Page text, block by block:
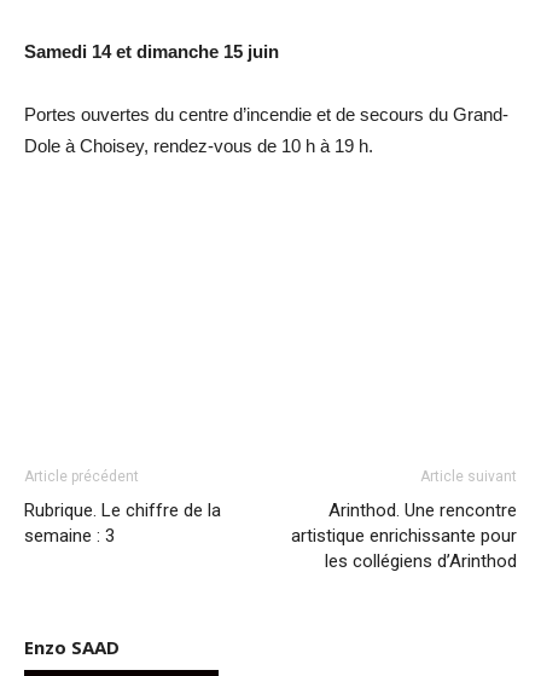
Samedi 14 et dimanche 15 juin
Portes ouvertes du centre d’incendie et de secours du Grand-
Dole à Choisey, rendez-vous de 10 h à 19 h.
Article précédent
Rubrique. Le chiffre de la
semaine : 3
Article suivant
Arinthod. Une rencontre
artistique enrichissante pour
les collégiens d’Arinthod
Enzo SAAD